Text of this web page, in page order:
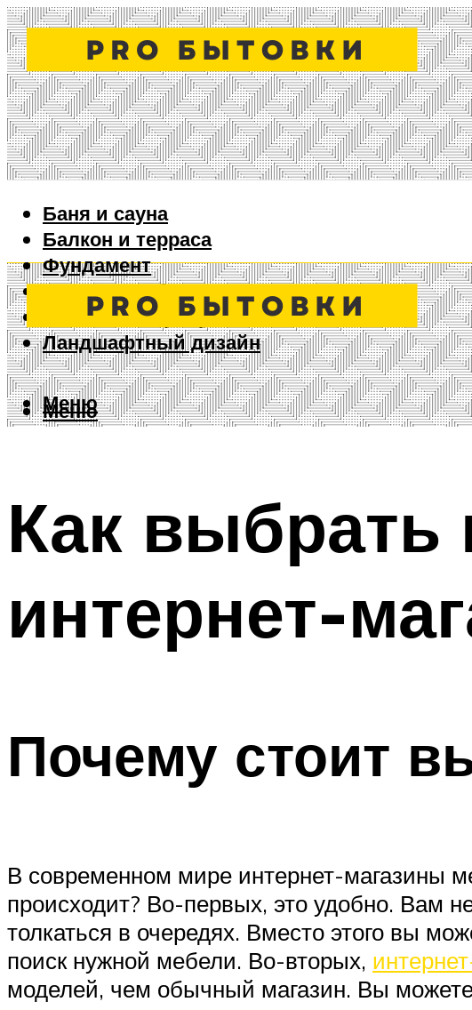
Баня и сауна
Балкон и терраса
Фундамент
Ворота и забор
Дизайн интерьера
Ландшафтный дизайн
Меню
Меню
Как
интернет-
Почему стоит
В современном мире интернет-магазины
происходит? Во-первых, это удобно. Вам
толкаться в очередях. Вместо этого вы
поиск нужной мебели. Во-вторых,
моделей, чем обычный магазин. Вы